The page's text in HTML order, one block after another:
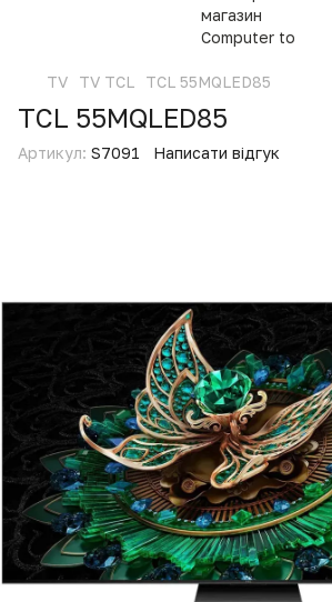
TV TV TCL TCL 55MQLED85
TCL 55MQLED85
Артикул: S7091 Написати відгук